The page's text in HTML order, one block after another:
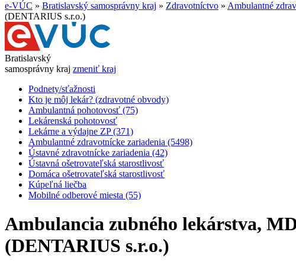
e-VÚC » Bratislavský samosprávny kraj » Zdravotníctvo » Ambulantné
(DENTARIUS s.r.o.)
Bratislavský
samosprávny kraj zmeniť kraj
Podnety/sťažnosti
Kto je môj lekár? (zdravotné obvody)
Ambulantná pohotovosť (75)
Lekárenská pohotovosť
Lekárne a výdajne ZP (371)
Ambulantné zdravotnícke zariadenia (5498)
Ústavné zdravotnícke zariadenia (42)
Ústavná ošetrovateľská starostlivosť
Domáca ošetrovateľská starostlivosť
Kúpeľná liečba
Mobilné odberové miesta (55)
Ambulancia zubného lekárstva,
(DENTARIUS s.r.o.)